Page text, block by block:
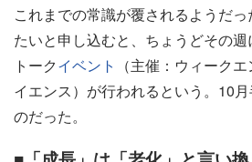
これまでの常識が覆されるようだ
たいと申し込むと、ちょうどその
トークイベント
（主催：ウィーク
イエンス）が行われるという。10
のだった。